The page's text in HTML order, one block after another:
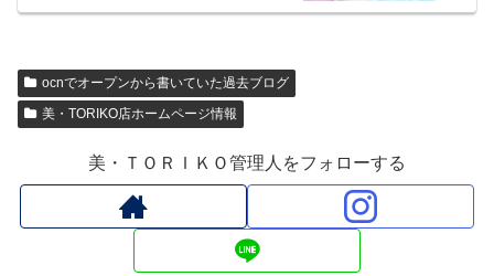
ocnでオープンから書いていた過去ブログ
美・TORIKO店ホームページ情報
美・ＴＯＲＩＫＯ管理人をフォローする